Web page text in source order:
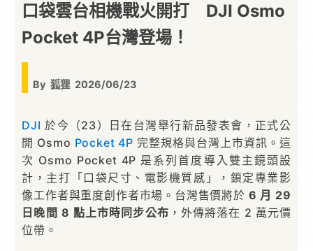
口袋雲台相機戰火開打 DJI Osmo
Pocket 4P台灣登場！
By 狐狸 2026/06/23
DJI 於今（23）日在台灣舉行新品發表會，正式公
開 Osmo Pocket 4P 完整規格與台灣上市資訊。這
次 Osmo Pocket 4P 是系列首度導入雙主鏡頭設
計，主打「口袋尺寸、電影機質感」，鎖定專業影
像工作者與重度創作者市場。台灣售價將於 6 月 29
日晚間 8 點上市時同步公布 ，外傳將落在 2 萬元價
位帶。